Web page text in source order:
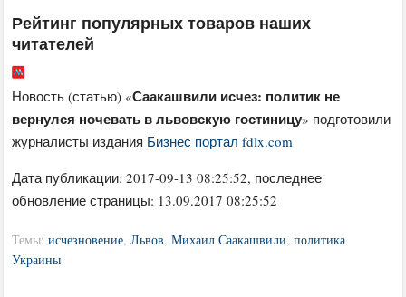
Рейтинг популярных товаров наших
читателей
Новость (статью) «Саакашвили исчез: политик не
вернулся ночевать в львовскую гостиницу» подготовили
журналисты издания Бизнес портал fdlx.com
Дата публикации:2017-09-13 08:25:52, последнее
обновление страницы: 13.09.2017 08:25:52
Темы:исчезновение,Львов,Михаил Саакашвили,политика
Украины